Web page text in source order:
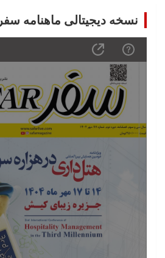
نسخه دیجیتالی ماهنامه سفر